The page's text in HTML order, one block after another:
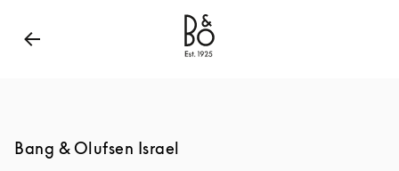
Bang & Olufsen - Exist to create
Bang & Olufsen Israel